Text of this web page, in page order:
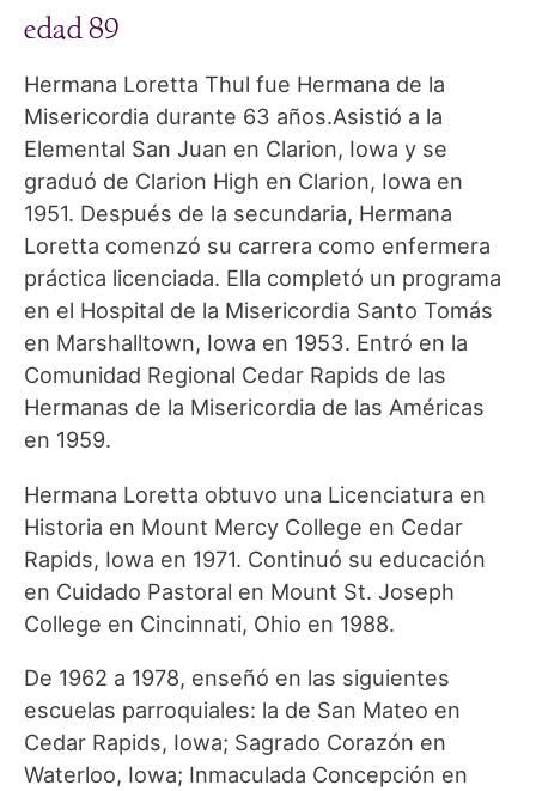
edad 89
Hermana Loretta Thul fue Hermana de la
Misericordia durante 63 años.Asistió a la
Elemental San Juan en Clarion, Iowa y se
graduó de Clarion High en Clarion, Iowa en
1951. Después de la secundaria, Hermana
Loretta comenzó su carrera como enfermera
práctica licenciada. Ella completó un programa
en el Hospital de la Misericordia Santo Tomás
en Marshalltown, Iowa en 1953. Entró en la
Comunidad Regional Cedar Rapids de las
Hermanas de la Misericordia de las Américas
en 1959.
Hermana Loretta obtuvo una Licenciatura en
Historia en Mount Mercy College en Cedar
Rapids, Iowa en 1971. Continuó su educación
en Cuidado Pastoral en Mount St. Joseph
College en Cincinnati, Ohio en 1988.
De 1962 a 1978, enseñó en las siguientes
escuelas parroquiales: la de San Mateo en
Cedar Rapids, Iowa; Sagrado Corazón en
Waterloo, Iowa; Inmaculada Concepción en